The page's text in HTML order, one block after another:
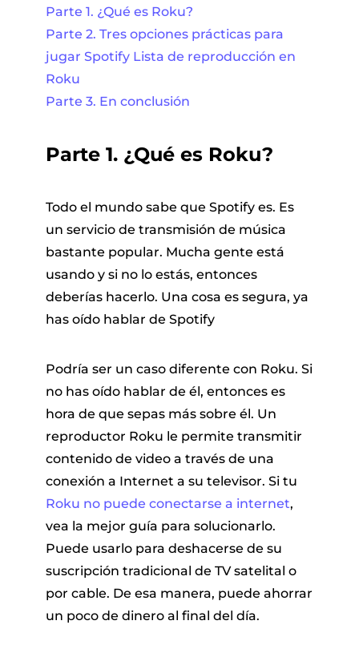
Parte 1. ¿Qué es Roku?
Parte 2. Tres opciones prácticas para
jugar Spotify Lista de reproducción en
Roku
Parte 3. En conclusión
Parte 1. ¿Qué es Roku?
Todo el mundo sabe que Spotify es. Es
un servicio de transmisión de música
bastante popular. Mucha gente está
usando y si no lo estás, entonces
deberías hacerlo. Una cosa es segura, ya
has oído hablar de Spotify
Podría ser un caso diferente con Roku. Si
no has oído hablar de él, entonces es
hora de que sepas más sobre él. Un
reproductor Roku le permite transmitir
contenido de video a través de una
conexión a Internet a su televisor. Si tu
Roku no puede conectarse a internet,
vea la mejor guía para solucionarlo.
Puede usarlo para deshacerse de su
suscripción tradicional de TV satelital o
por cable. De esa manera, puede ahorrar
un poco de dinero al final del día.